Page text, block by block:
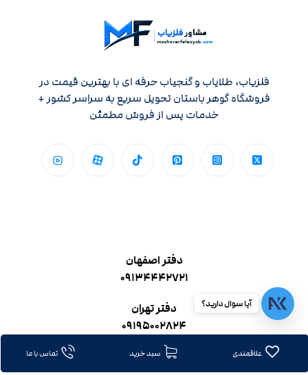
فلزیاب، طلایاب و گنجیاب حرفه ای با بهترین قیمت در
فروشگاه گوهر باستان تحویل سریع به سراسر کشور +
خدمات پس از فروش مطمئن
دفتر اصفهان
۰۹۱۳۴۴۴۲۷۲۱
دفتر تهران
۰۹۱۹۵۰۰۲۸۲۴
ساعات کاری ۹ صبح تا ۵ عصر
علاقمندی سبد خرید تماس با ما
آیا سوال دارید؟